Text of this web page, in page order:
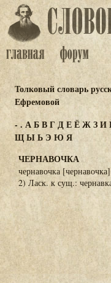
Толковый словарь
Ефремовой
- . АБВГДЕЁЖЗИ
ЩЫЬЭ ЮЯ
ЧЕРНАВОЧКА
чернавочка
2) Ласк. к сущ.: